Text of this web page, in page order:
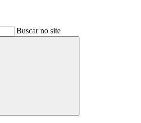
Buscar no site
Buscar